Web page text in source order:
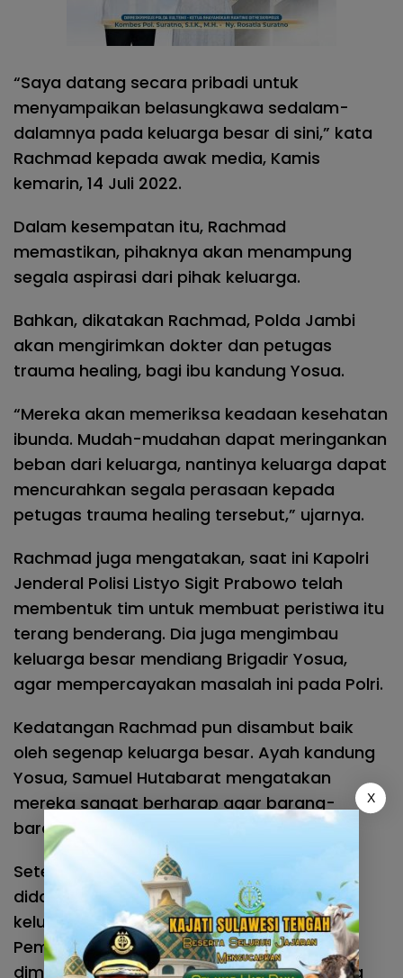
“Saya datang secara pribadi untuk
menyampaikan belasungkawa sedalam-
dalamnya pada keluarga besar di sini,” kata
Rachmad kepada awak media, Kamis
kemarin, 14 Juli 2022.
Dalam kesempatan itu, Rachmad
memastikan, pihaknya akan menampung
segala aspirasi dari pihak keluarga.
Bahkan, dikatakan Rachmad, Polda Jambi
akan mengirimkan dokter dan petugas
trauma healing, bagi ibu kandung Yosua.
“Mereka akan memeriksa keadaan kesehatan
ibunda. Mudah-mudahan dapat meringankan
beban dari keluarga, nantinya keluarga dapat
mencurahkan segala perasaan kepada
petugas trauma healing tersebut,” ujarnya.
Rachmad juga mengatakan, saat ini Kapolri
Jenderal Polisi Listyo Sigit Prabowo telah
membentuk tim untuk membuat peristiwa itu
terang benderang. Dia juga mengimbau
keluarga besar mendiang Brigadir Yosua,
agar mempercayakan masalah ini pada Polri.
Kedatangan Rachmad pun disambut baik
oleh segenap keluarga besar. Ayah kandung
Yosua, Samuel Hutabarat mengatakan
mereka sangat berharap agar barang-
barang Yosua bisa segera dikembalikan.
Setelah berbincang, Kapolda Jambi
didampingi kedua orang tua Yosua dan
keluarga besar, mendatangi Tempat
Pemakaman Umum (TPU) di mana Yosua
dimakamkan dan memimpin langsung doa
X